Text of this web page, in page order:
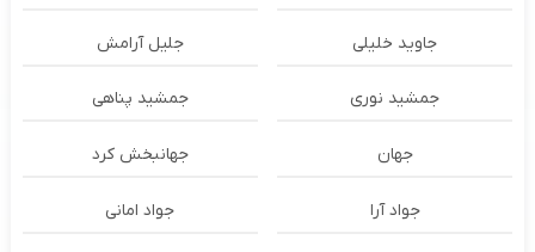
جاوید خلیلی جلیل آرامش
جمشید نوری جمشید پناهی
جهان جهانبخش کرد
جواد آرا جواد امانی